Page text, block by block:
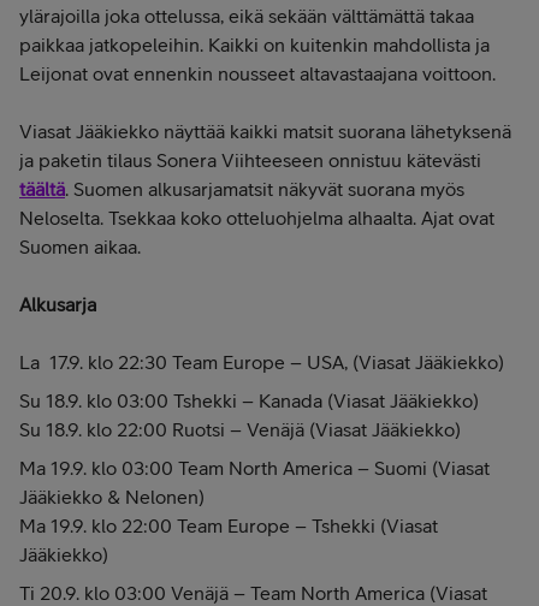
ylärajoilla joka ottelussa, eikä sekään välttämättä takaa
paikkaa jatkopeleihin. Kaikki on kuitenkin mahdollista ja
Leijonat ovat ennenkin nousseet altavastaajana voittoon.
Viasat Jääkiekko näyttää kaikki matsit suorana lähetyksenä
ja paketin tilaus Sonera Viihteeseen onnistuu kätevästi
täältä. Suomen alkusarjamatsit näkyvät suorana myös
Neloselta. Tsekkaa koko otteluohjelma alhaalta. Ajat ovat
Suomen aikaa.
Alkusarja
La 17.9. klo 22:30 Team Europe – USA, (Viasat Jääkiekko)
Su 18.9. klo 03:00 Tshekki – Kanada (Viasat Jääkiekko)
Su 18.9. klo 22:00 Ruotsi – Venäjä (Viasat Jääkiekko)
Ma 19.9. klo 03:00 Team North America – Suomi (Viasat
Jääkiekko & Nelonen)
Ma 19.9. klo 22:00 Team Europe – Tshekki (Viasat
Jääkiekko)
Ti 20.9. klo 03:00 Venäjä – Team North America (Viasat